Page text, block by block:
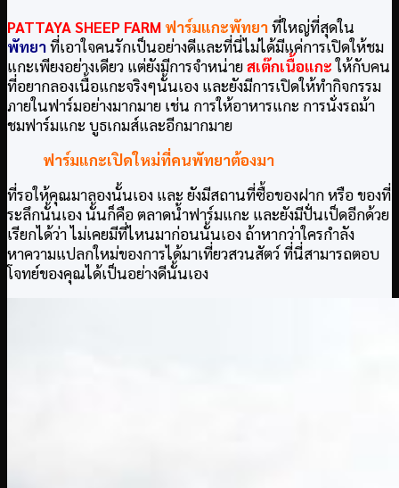
PATTAYA SHEEP FARM ฟาร์มแกะพัทยาที่ใหญ่ที่สุดใน
พัทยาที่เอาใจคนรักเป็นอย่างดีและที่นี่ไม่ได้มีแค่การเปิดให้ชม
แกะเพียงอย่างเดียว แต่ยังมีการจำหน่ายสเต๊กเนื้อแกะให้กับคน
ที่อยากลองเนื้อแกะจริงๆนั้นเอง และยังมีการเปิดให้ทำกิจกรรม
ภายในฟาร์มอย่างมากมาย เช่น การให้อาหารแกะ การนั่งรถม้า
ชมฟาร์มแกะ บูธเกมส์และอีกมากมาย
ฟาร์มแกะเปิดใหม่ที่คนพัทยาต้องมา
ที่รอให้คุณมาลองนั้นเอง และ ยังมีสถานที่ซื้อของฝาก หรือ ของที่
ระลึกนั้นเอง นั้นก็คือ ตลาดน้ำฟาร์มแกะ และยังมีปั่นเป็ดอีกด้วย
เรียกได้ว่า ไม่เคยมีที่ไหนมาก่อนนั้นเอง ถ้าหากว่าใครกำลัง
หาความแปลกใหม่ของการได้มาเที่ยวสวนสัตว์ ที่นี่สามารถตอบ
โจทย์ของคุณได้เป็นอย่างดีนั้นเอง